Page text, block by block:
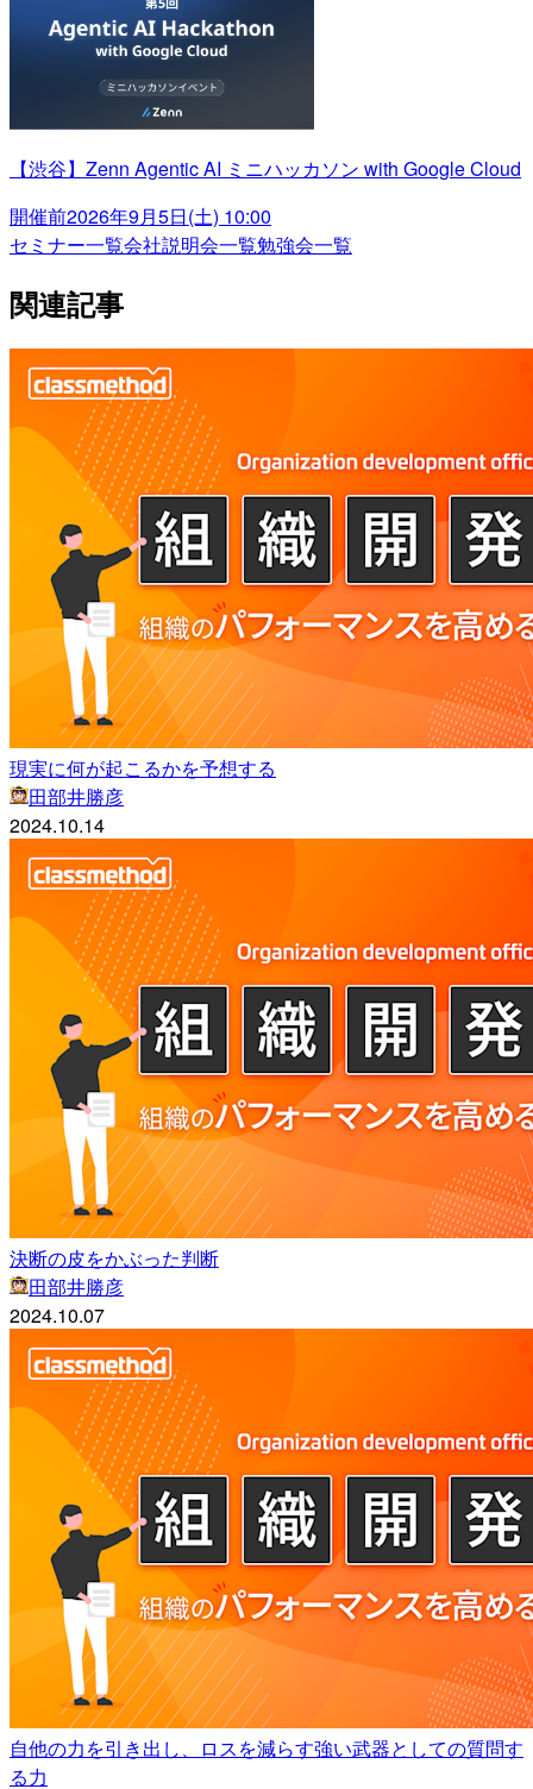
【渋谷】Zenn Agentic AI ミニハッカソン with Google Cloud
開催前2026年9月5日(土) 10:00
セミナー一覧会社説明会一覧勉強会一覧
関連記事
現実に何が起こるかを予想する
田部井勝彦
2024.10.14
決断の皮をかぶった判断
田部井勝彦
2024.10.07
自他の力を引き出し、ロスを減らす強い武器としての質問す
る力